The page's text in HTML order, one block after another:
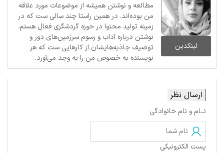
لینکدین
مطالعه و نوشتن همیشه از موضوعات مورد علاقه
من بوده‌اند. در همین راستا چند سالی ست که در
زمینه تولید محتوا در حوزه گردشگری فعال هستم.
نوشتن درباره آداب و رسوم سرزمین‌های دور و
توصیف جاذبه‌هایشان از کارهایی ست که هر
نویسنده به خصوص من را به وجد می‌آورد.
ارسال نظر
نــام و نام خانوادگی
پست الکترونیکی